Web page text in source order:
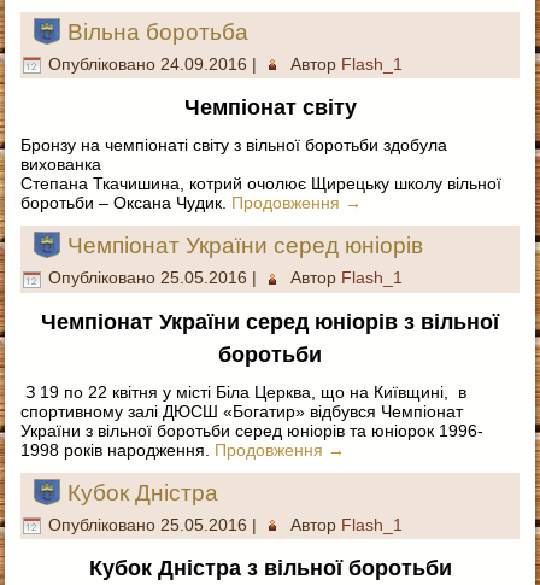
Вільна боротьба
Опубліковано 24.09.2016 | Автор Flash_1
Чемпіонат світу
Бронзу на чемпіонаті світу з вільної боротьби здобула
вихованка
Степана Ткачишина, котрий очолює Щирецьку школу вільної
боротьби – Оксана Чудик. Продовження →
Чемпіонат України серед юніорів
Опубліковано 25.05.2016 | Автор Flash_1
Чемпіонат України серед юніорів з вільної
боротьби
З 19 по 22 квітня у місті Біла Церква, що на Київщині, в
спортивному залі ДЮСШ «Богатир» відбувся Чемпіонат
України з вільної боротьби серед юніорів та юніорок 1996-
1998 років народження. Продовження →
Кубок Дністра
Опубліковано 25.05.2016 | Автор Flash_1
Кубок Дністра з вільної боротьби